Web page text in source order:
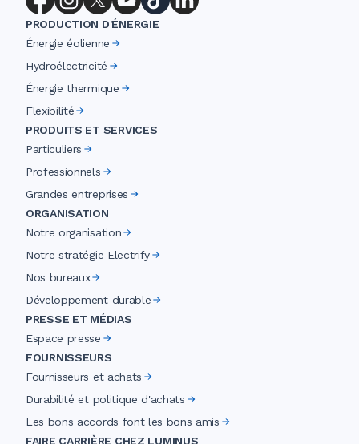
PRODUCTION D'ÉNERGIE
Énergie éolienne
Hydroélectricité
Énergie thermique
Flexibilité
PRODUITS ET SERVICES
Particuliers
Professionnels
Grandes entreprises
ORGANISATION
Notre organisation
Notre stratégie Electrify
Nos bureaux
Développement durable
PRESSE ET MÉDIAS
Espace presse
FOURNISSEURS
Fournisseurs et achats
Durabilité et politique d'achats
Les bons accords font les bons amis
FAIRE CARRIÈRE CHEZ LUMINUS